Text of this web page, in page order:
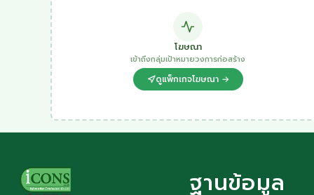
โฆษณา
เข้าถึงกลุ่มเป้าหมายวงการก่อสร้าง
ดูแพ็กเกจโฆษณา →
ฐานข้อมูล